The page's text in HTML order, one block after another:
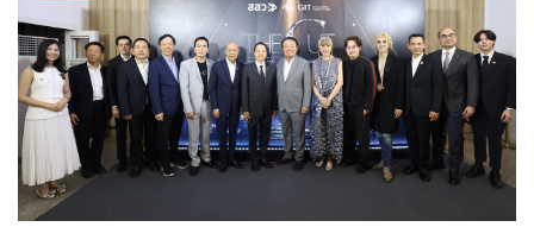
25% ในอีก 3 ปีข้างหน้า
อ้างอิง:
https://www.cnbc.com/2024/06/05/diamond-industry-i
n-trouble-as-lab-grown-gemstones-tank-prices-furthe
r.html